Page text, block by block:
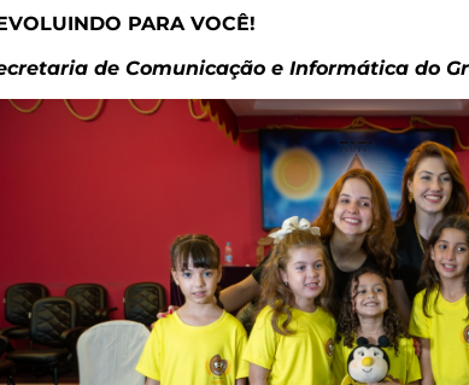
PARA VOCÊ!
de Comunicação e Informática do